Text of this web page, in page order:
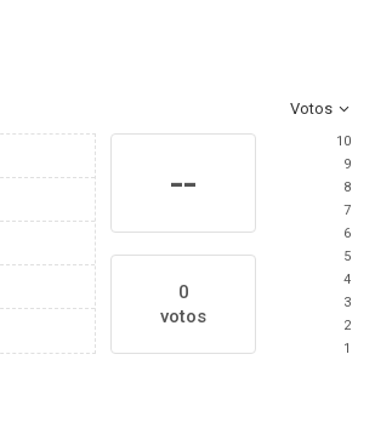
Votos
--
0
votos
10
9
8
7
6
5
4
3
2
1